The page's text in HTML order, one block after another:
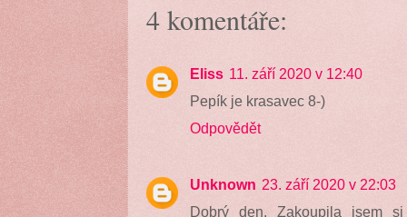
4 komentáře:
Eliss 11. září 2020 v 12:40
Pepík je krasavec 8-)
Odpovědět
Unknown 23. září 2020 v 22:03
Dobrý den. Zakoupila jsem